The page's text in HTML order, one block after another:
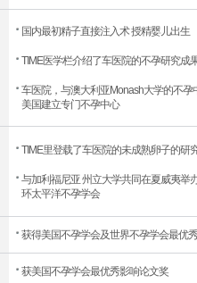
国内最初精子直接注入术 授精婴儿出生
TIME医学栏介绍了车医院的不孕研究成
车医院，与澳大利亚Monash大学的不孕
美国建立专门不孕中心
TIME里登载了车医院的未成熟卵子的研
与加利福尼亚 州立大学共同在夏威夷举
环太平洋不孕学会
获得美国不孕学会及世界不孕学会最优
获美国不孕学会最优秀影响论文奖